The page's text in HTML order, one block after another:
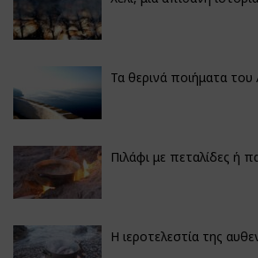
Τα θερινά ποιήματα του
Πιλάφι με πεταλίδες ή
Η ιεροτελεστία της